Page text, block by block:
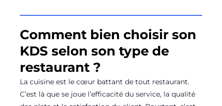
Comment bien choisir son
KDS selon son type de
restaurant ?
La cuisine est le cœur battant de tout restaurant.
C’est là que se joue l’efficacité du service, la qualité